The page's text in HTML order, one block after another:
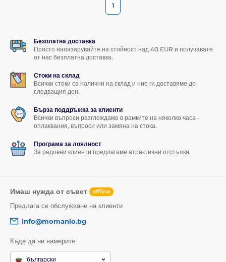
1
Безплатна доставка
Просто напазарувайте на стойност над 40 EUR и получавате
от нас безплатна доставка.
Стоки на склад
Всички стоки са налични на склад и ние ги доставяме до
следващия ден.
Бърза поддръжка за клиенти
Всички въпроси разглеждаме в рамките на няколко часа -
оплаквания, въпроси или замяна на стока.
Програма за лоялност
За редовни клиенти предлагаме атрактивни отстъпки.
Имаш нужда от съвет offline
Предлага се обслужване на клиенти
info@momanio.bg
Къде да ни намерите
български